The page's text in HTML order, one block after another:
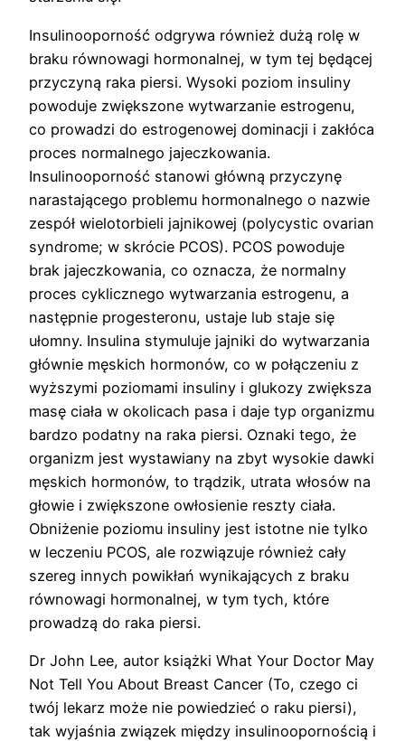
Insulinooporność odgrywa również dużą rolę w
braku równowagi hormonalnej, w tym tej będącej
przyczyną raka piersi. Wysoki poziom insuliny
powoduje zwiększone wytwarzanie estrogenu,
co prowadzi do estrogenowej dominacji i zakłóca
proces normalnego jajeczkowania.
Insulinooporność stanowi główną przyczynę
narastającego problemu hormonalnego o nazwie
zespół wielotorbieli jajnikowej (polycystic ovarian
syndrome; w skrócie PCOS). PCOS powoduje
brak jajeczkowania, co oznacza, że normalny
proces cyklicznego wytwarzania estrogenu, a
następnie progesteronu, ustaje lub staje się
ułomny. Insulina stymuluje jajniki do wytwarzania
głównie męskich hormonów, co w połączeniu z
wyższymi poziomami insuliny i glukozy zwiększa
masę ciała w okolicach pasa i daje typ organizmu
bardzo podatny na raka piersi. Oznaki tego, że
organizm jest wystawiany na zbyt wysokie dawki
męskich hormonów, to trądzik, utrata włosów na
głowie i zwiększone owłosienie reszty ciała.
Obniżenie poziomu insuliny jest istotne nie tylko
w leczeniu PCOS, ale rozwiązuje również cały
szereg innych powikłań wynikających z braku
równowagi hormonalnej, w tym tych, które
prowadzą do raka piersi.
Dr John Lee, autor książki What Your Doctor May
Not Tell You About Breast Cancer (To, czego ci
twój lekarz może nie powiedzieć o raku piersi),
tak wyjaśnia związek między insulinoopornością i